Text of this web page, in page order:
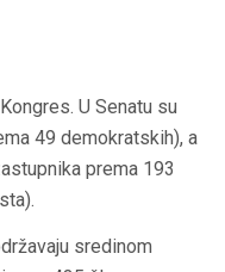
U Senatu su
49 demokratskih), a
prema 193
sredinom